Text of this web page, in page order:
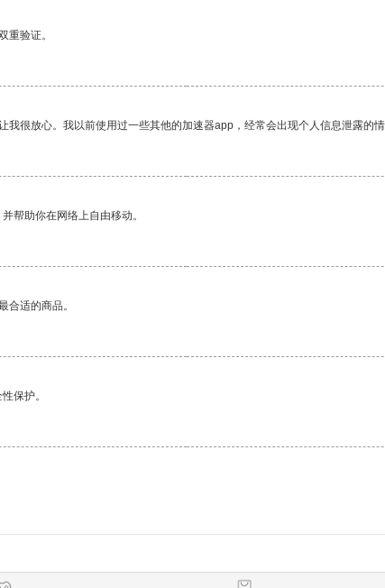
重验证。
很放心。我以前使用过一些其他的加速器app，经常会出现个人信息泄露的情
帮助你在网络上自由移动。
合适的商品。
保护。